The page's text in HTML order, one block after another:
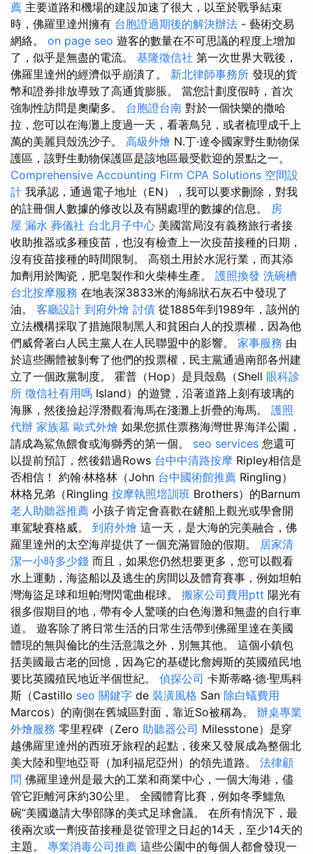
薦 主要道路和機場的建設加速了很大，以至於戰爭結束
時，佛羅里達州擁有 台胞證過期後的解決辦法 - 藝術交易
網絡。 on page seo 遊客的數量在不可思議的程度上增加
了，似乎是無盡的電流。 基隆徵信社 第一次世界大戰後，
佛羅里達州的經濟似乎崩潰了。 新北律師事務所 發現的貨
幣和證券排放導致了高通貨膨脹。 當您計劃度假時，首次
強制性訪問是奧蘭多。 台胞證台南 對於一個快樂的撒哈
拉，您可以在海灘上度過一天，看著鳥兒，或者梳理成千上
萬的美麗貝殼洗沙子。 高級外燴 N.丁·達令國家野生動物保
護區，該野生動物保護區是該地區最受歡迎的景點之一。
Comprehensive Accounting Firm CPA Solutions 空間設
計 我承認，通過電子地址（EN），我可以要求刪除，對我
的註冊個人數據的修改以及有關處理的數據的信息。 房
屋 漏水 葬儀社 台北月子中心 美國當局沒有義務旅行者接
收助推器或多種疫苗，也沒有檢查上一次疫苗接種的日期，
沒有疫苗接種的時間限制。 高嶺土用於水泥行業，而其添
加劑用於陶瓷，肥皂製作和火柴棒生產。 護照換發 洗碗槽
台北按摩服務 在地表深3833米的海綿狀石灰石中發現了
油。 客廳設計 到府外燴 討債 從1885年到1989年，該州的
立法機構採取了措施限制黑人和貧困白人的投票權，因為他
們威脅著白人民主黨人在人民聯盟中的影響。 家事服務 由
於這些團體被剝奪了他們的投票權，民主黨通過南部各州建
立了一個政黨制度。 霍普（Hop）是貝殼島（Shell 眼科診
所 徵信社有用嗎 Island）的遊覽，沿著道路上刻有玻璃的
海豚，然後撿起浮潛觀看海馬在淺灘上折疊的海馬。 護照
代辦 家族墓 歐式外燴 如果您抓住票務海灣世界海洋公園，
請成為鯊魚餵食或海獅秀的第一個。 seo services 您還可
以提前預訂，然後錯過Rows 台中中清路按摩 Ripley相信是
否相信！ 約翰·林格林（John 台中國術館推薦 Ringling）
林格兄弟（Ringling 按摩執照培訓班 Brothers）的Barnum
老人助聽器推薦 小孩子肯定會喜歡在鏟船上觀光或學會開
車駕駛賽格威。 到府外燴 這一天，是大海的完美融合，佛
羅里達州的太空海岸提供了一個充滿冒險的假期。 居家清
潔一小時多少錢 而且，如果您仍然想要更多，您可以觀看
水上運動，海盜船以及逃生的房間以及體育賽事，例如坦帕
灣海盜足球和坦帕灣閃電曲棍球。 搬家公司費用ptt 陽光有
很多假期目的地，帶有令人驚嘆的白色海灘和無盡的自行車
道。 遊客除了將日常生活的日常生活帶到佛羅里達在美國
體現的無與倫比的生活意識之外，別無其他。 這個小鎮包
括美國最古老的回憶，因為它的基礎比詹姆斯的英國殖民地
要比英國殖民地近半個世紀。 偵探公司 卡斯蒂略·德·聖馬科
斯（Castillo seo 關鍵字 de 裝潢風格 San 除白蟻費用
Marcos）的南側在舊城區對面，靠近So被稱為。 辦桌專業
外燴服務 零里程碑（Zero 助聽器公司 Milesstone）是穿
越佛羅里達州的西班牙旅程的起點，後來又發展成為整個北
美大陸和聖地亞哥（加利福尼亞州）的領先道路。 法律顧
問 佛羅里達州是最大的工業和商業中心，一個大海港，儘
管它距離河床約30公里。 全國體育比賽，例如冬季鱷魚
碗“美國邀請大學部隊的美式足球會議。 在所有情況下，最
後兩次或一劑疫苗接種是從管理之日起的14天，至少14天的
主題。 專業消毒公司推薦 這些公園中的每個人都會發現一